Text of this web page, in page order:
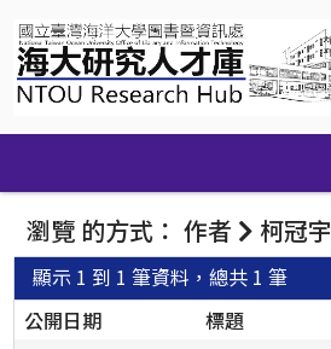
navigation
瀏覽 的方式： 作者 柯冠宇
顯示 1 到 1 筆資料，總共 1 筆
公開日期
標題